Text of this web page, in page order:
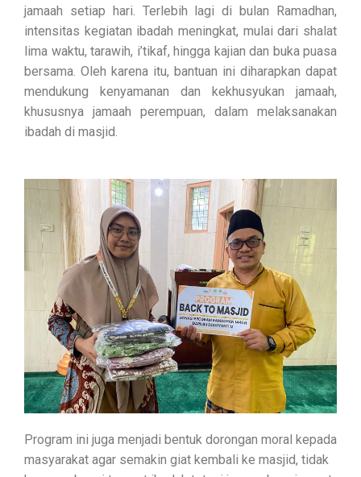
jamaah setiap hari. Terlebih lagi di bulan Ramadhan,
intensitas kegiatan ibadah meningkat, mulai dari shalat
lima waktu, tarawih, i’tikaf, hingga kajian dan buka puasa
bersama. Oleh karena itu, bantuan ini diharapkan dapat
mendukung kenyamanan dan kekhusyukan jamaah,
khususnya jamaah perempuan, dalam melaksanakan
ibadah di masjid.
Program ini juga menjadi bentuk dorongan moral kepada
masyarakat agar semakin giat kembali ke masjid, tidak